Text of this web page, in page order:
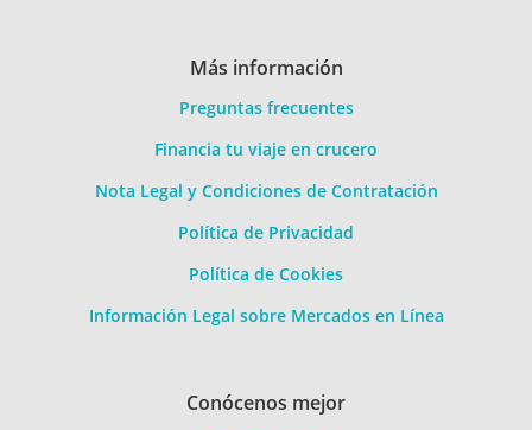
Más información
Preguntas frecuentes
Financia tu viaje en crucero
Nota Legal y Condiciones de Contratación
Política de Privacidad
Política de Cookies
Información Legal sobre Mercados en Línea
Conócenos mejor